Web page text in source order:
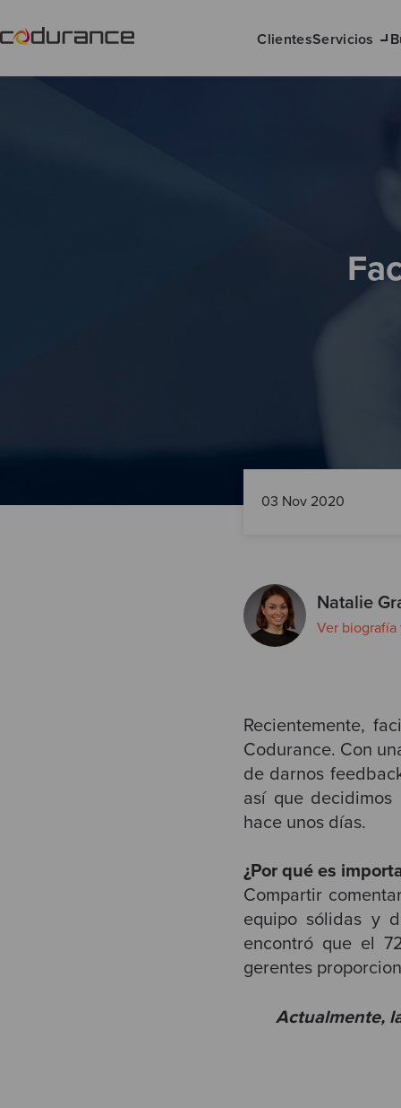
ClientesServicios
03 Nov 2020
Natalie
Ver
Recientemente,
Codurance. Con
de darnos
así que decidimos
hace unos días.
¿Por qué es
Compartir
equipo sólidas y
encontró que el
gerentes
Actualmente,